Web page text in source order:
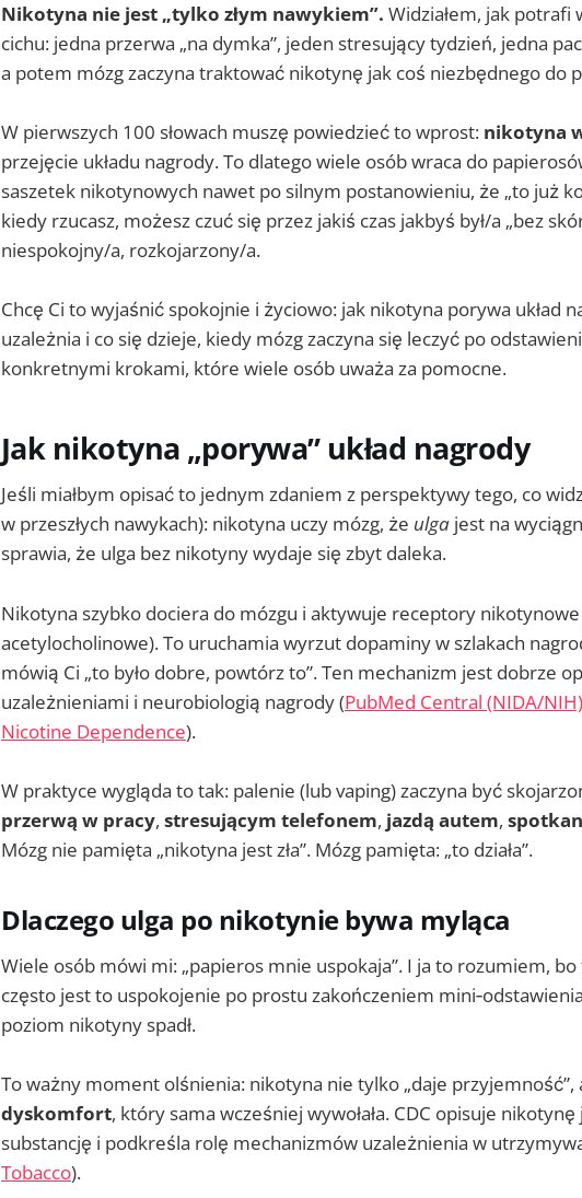
Nikotyna nie jest „tylko złym nawykiem”. Widziałem, jak potrafi
cichu: jedna przerwa „na dymka”, jeden stresujący tydzień, jedna
a potem mózg zaczyna traktować nikotynę jak coś niezbędnego do
W pierwszych 100 słowach muszę powiedzieć to wprost: nikotyna
przejęcie układu nagrody. To dlatego wiele osób wraca do
saszetek nikotynowych nawet po silnym postanowieniu, że „to już
kiedy rzucasz, możesz czuć się przez jakiś czas jakbyś był/a „bez
niespokojny/a, rozkojarzony/a.
Chcę Ci to wyjaśnić spokojnie i życiowo: jak nikotyna porywa układ
uzależnia i co się dzieje, kiedy mózg zaczyna się leczyć po
konkretnymi krokami, które wiele osób uważa za pomocne.
Jak nikotyna „porywa” układ nagrody
Jeśli miałbym opisać to jednym zdaniem z perspektywy tego, co
w przeszłych nawykach): nikotyna uczy mózg, że ulga jest na
sprawia, że ulga bez nikotyny wydaje się zbyt daleka.
Nikotyna szybko dociera do mózgu i aktywuje receptory
acetylocholinowe). To uruchamia wyrzut dopaminy w szlakach
mówią Ci „to było dobre, powtórz to”. Ten mechanizm jest dobrze
uzależnieniami i neurobiologią nagrody (PubMed Central (NIDA/
Nicotine Dependence).
W praktyce wygląda to tak: palenie (lub vaping) zaczyna być
przerwą w pracy, stresującym telefonem, jazdą autem,
Mózg nie pamięta „nikotyna jest zła”. Mózg pamięta: „to działa”.
Dlaczego ulga po nikotynie bywa myląca
Wiele osób mówi mi: „papieros mnie uspokaja”. I ja to rozumiem, bo
często jest to uspokojenie po prostu zakończeniem
poziom nikotyny spadł.
To ważny moment olśnienia: nikotyna nie tylko „daje przyjemność”,
dyskomfort, który sama wcześniej wywołała. CDC opisuje
substancję i podkreśla rolę mechanizmów uzależnienia w
Tobacco).